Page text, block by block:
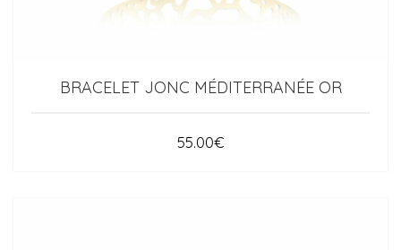
BRACELET JONC MÉDITERRANÉE OR
55.00€